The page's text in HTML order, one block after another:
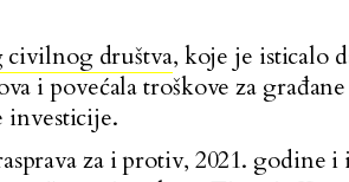
civilnog društva, koje je isticalo
i povećala troškove za
investicije.
za i protiv, 2021. godine